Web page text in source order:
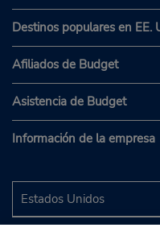
Destinos populares en EE.
Afiliados de Budget
Asistencia de Budget
Información de la empresa